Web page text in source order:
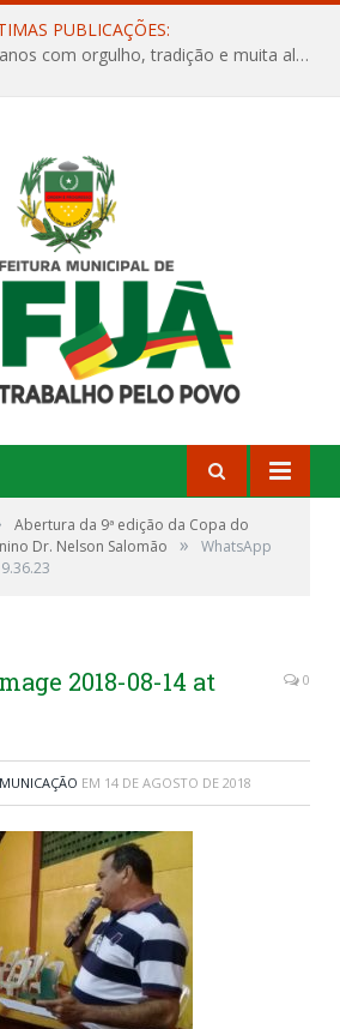
PUBLICAÇÕES:
Afuá comemora 136 anos com orgulho, tradição e muita alegria na Quadra Dr. Nelson Salomão
Abertura da 9ª edição da Copa do
Dr. Nelson Salomão
»
WhatsApp
2018-08-14 at
0
EM 14 DE AGOSTO DE 2018